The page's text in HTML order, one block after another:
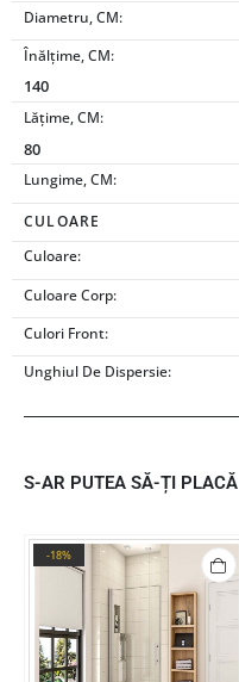
Diametru, CM:
Înălțime, CM:
140
Lățime, CM:
80
Lungime, CM:
CULOARE
Culoare:
Culoare Corp:
Culori Front:
Unghiul De Dispersie:
S-AR PUTEA SĂ-ȚI PLACĂ
-18%